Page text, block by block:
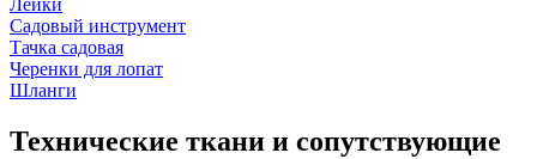
Лейки
Садовый инструмент
Тачка садовая
Черенки для лопат
Шланги
Технические ткани и сопутствующие